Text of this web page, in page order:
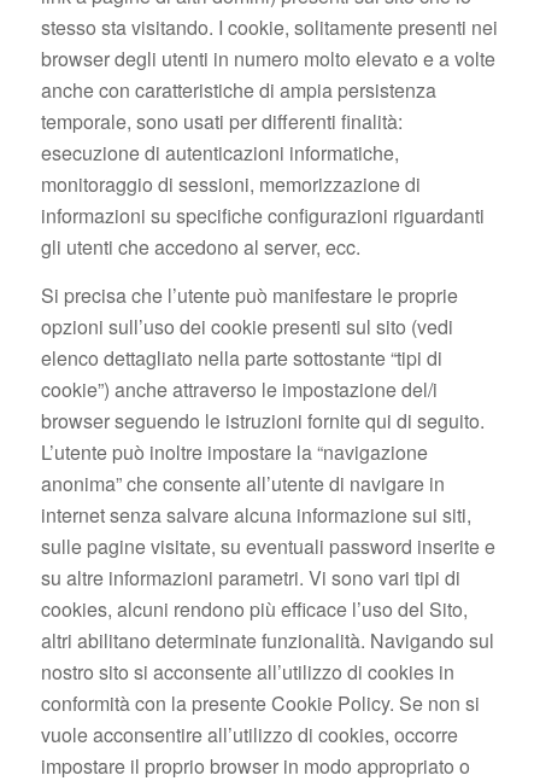
stesso sta visitando. I cookie, solitamente presenti nei
browser degli utenti in numero molto elevato e a volte
anche con caratteristiche di ampia persistenza
temporale, sono usati per differenti finalità:
esecuzione di autenticazioni informatiche,
monitoraggio di sessioni, memorizzazione di
informazioni su specifiche configurazioni riguardanti
gli utenti che accedono al server, ecc.
Si precisa che l’utente può manifestare le proprie
opzioni sull’uso dei cookie presenti sul sito (vedi
elenco dettagliato nella parte sottostante “tipi di
cookie”) anche attraverso le impostazione del/i
browser seguendo le istruzioni fornite qui di seguito.
L’utente può inoltre impostare la “navigazione
anonima” che consente all’utente di navigare in
internet senza salvare alcuna informazione sui siti,
sulle pagine visitate, su eventuali password inserite e
su altre informazioni parametri. Vi sono vari tipi di
cookies, alcuni rendono più efficace l’uso del Sito,
altri abilitano determinate funzionalità. Navigando sul
nostro sito si acconsente all’utilizzo di cookies in
conformità con la presente Cookie Policy. Se non si
vuole acconsentire all’utilizzo di cookies, occorre
impostare il proprio browser in modo appropriato o